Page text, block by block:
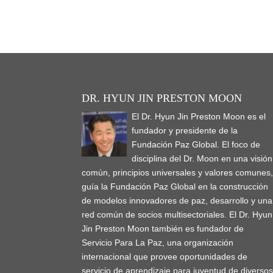
DR. HYUN JIN PRESTON MOON
El Dr. Hyun Jin Preston Moon es el
fundador y presidente de la
Fundación Paz Global. El foco de
disciplina del Dr. Moon en una visión
común, principios universales y valores comunes,
guía la Fundación Paz Global en la construcción
de modelos innovadores de paz, desarrollo y una
red común de socios multisectoriales. El Dr. Hyun
Jin Preston Moon también es fundador de
Servicio Para La Paz, una organización
internacional que provee oportunidades de
servicio de aprendizaje para juventud de diversos